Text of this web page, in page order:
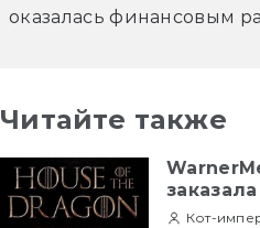
оказалась финансовым
Читайте также
Кот-